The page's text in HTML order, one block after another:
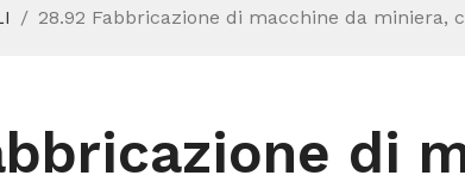
28.92 Fabbricazione di macchine da miniera,
di